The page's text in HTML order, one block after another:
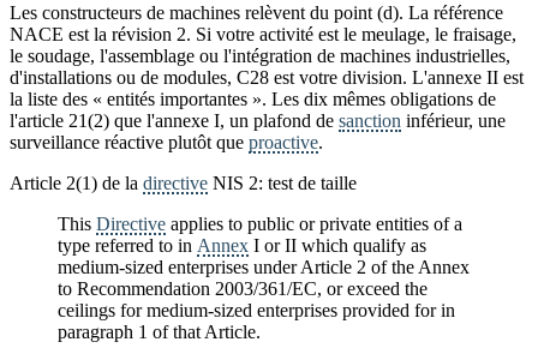
Les constructeurs de machines relèvent du point (d). La référence
NACE est la révision 2. Si votre activité est le meulage, le fraisage,
le soudage, l'assemblage ou l'intégration de machines industrielles,
d'installations ou de modules, C28 est votre division. L'annexe II est
la liste des « entités importantes ». Les dix mêmes obligations de
l'article 21(2) que l'annexe I, un plafond de sanction inférieur, une
surveillance réactive plutôt que proactive.
Article 2(1) de la directive NIS 2: test de taille
This Directive applies to public or private entities of a
type referred to in Annex I or II which qualify as
medium-sized enterprises under Article 2 of the Annex
to Recommendation 2003/361/EC, or exceed the
ceilings for medium-sized enterprises provided for in
paragraph 1 of that Article.